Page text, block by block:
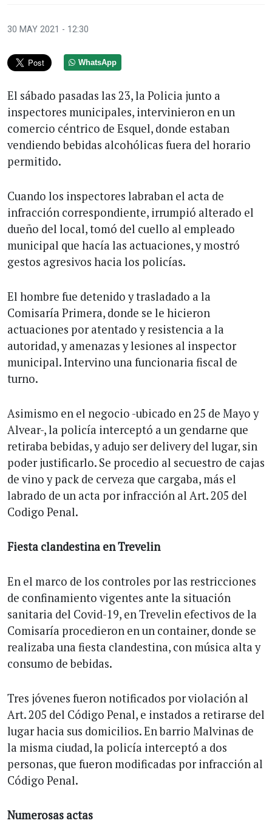
30 MAY 2021 - 12:30
WhatsApp
El sábado pasadas las 23, la Policia junto a
inspectores municipales, intervinieron en un
comercio céntrico de Esquel, donde estaban
vendiendo bebidas alcohólicas fuera del horario
permitido.
Cuando los inspectores labraban el acta de
infracción correspondiente, irrumpió alterado el
dueño del local, tomó del cuello al empleado
municipal que hacía las actuaciones, y mostró
gestos agresivos hacia los policías.
El hombre fue detenido y trasladado a la
Comisaría Primera, donde se le hicieron
actuaciones por atentado y resistencia a la
autoridad, y amenazas y lesiones al inspector
municipal. Intervino una funcionaria fiscal de
turno.
Asimismo en el negocio -ubicado en 25 de Mayo y
Alvear-, la policía interceptó a un gendarne que
retiraba bebidas, y adujo ser delivery del lugar, sin
poder justificarlo. Se procedio al secuestro de cajas
de vino y pack de cerveza que cargaba, más el
labrado de un acta por infracción al Art. 205 del
Codigo Penal.
Fiesta clandestina en Trevelin
En el marco de los controles por las restricciones
de confinamiento vigentes ante la situación
sanitaria del Covid-19, en Trevelin efectivos de la
Comisaría procedieron en un container, donde se
realizaba una fiesta clandestina, con música alta y
consumo de bebidas.
Tres jóvenes fueron notificados por violación al
Art. 205 del Código Penal, e instados a retirarse del
lugar hacia sus domicilios. En barrio Malvinas de
la misma ciudad, la policía interceptó a dos
personas, que fueron modificadas por infracción al
Código Penal.
Numerosas actas